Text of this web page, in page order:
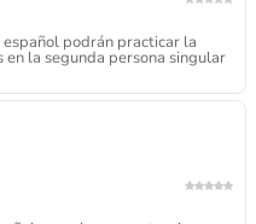
podrán practicar la
en la segunda persona singular